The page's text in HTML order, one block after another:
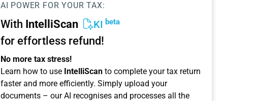
AI POWER FOR YOUR TAX:
With IntelliScan KI beta
for effortless refund!
No more tax stress!
Learn how to use IntelliScanto complete your tax return
faster and more efficiently. Simply upload your
documents – our AI recognises and processes all the